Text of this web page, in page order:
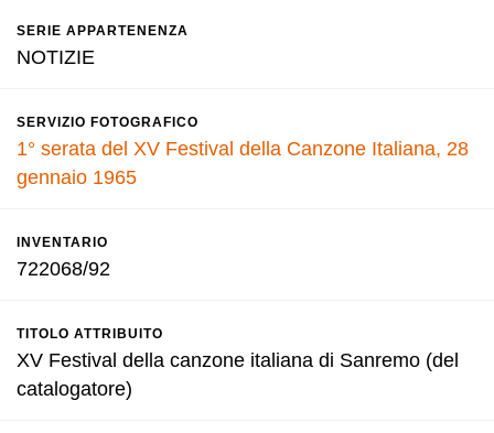
SERIE APPARTENENZA
NOTIZIE
SERVIZIO FOTOGRAFICO
1° serata del XV Festival della Canzone Italiana, 28
gennaio 1965
INVENTARIO
722068/92
TITOLO ATTRIBUITO
XV Festival della canzone italiana di Sanremo (del
catalogatore)